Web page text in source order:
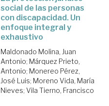
social de las personas
con discapacidad. Un
enfoque integral y
exhaustivo
Maldonado Molina, Juan
Antonio; Márquez Prieto,
Antonio; Monereo Pérez,
José Luis; Moreno Vida, María
Nieves; Vila Tierno, Francisco